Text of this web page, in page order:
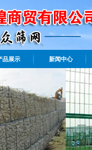
品展示 新闻中心